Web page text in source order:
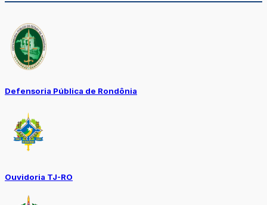
Defensoria Pública de Rondônia
Ouvidoria TJ-RO